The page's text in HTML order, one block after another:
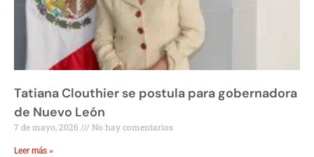
Tatiana Clouthier se postula para gobernadora
de Nuevo León
7 de mayo, 2026 No hay comentarios
Leer más »